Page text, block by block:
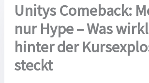
Unitys Comeback:
nur Hype – Was
hinter der
steckt